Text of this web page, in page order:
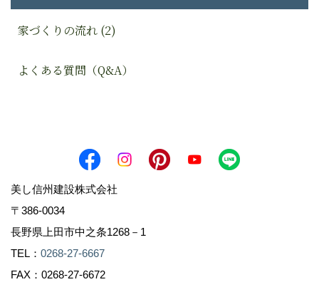
家づくりの流れ (2)
よくある質問（Q&A）
美し信州建設株式会社
〒386-0034
長野県上田市中之条1268－1
TEL： 0268-27-6667
FAX：0268-27-6672